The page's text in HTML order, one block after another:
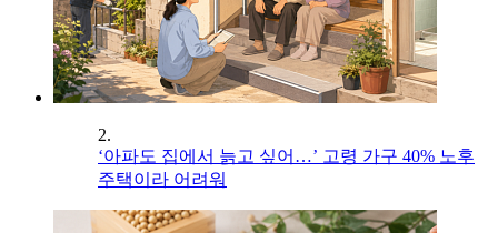
2.
‘아파도 집에서 늙고 싶어…’ 고령 가구 40% 노후
주택이라 어려워